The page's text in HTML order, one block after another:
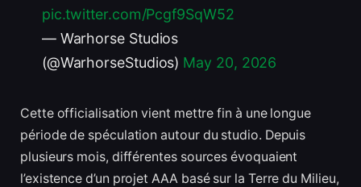
pic.twitter.com/Pcgf9SqW52
— Warhorse Studios
(@WarhorseStudios) May 20, 2026
Cette officialisation vient mettre fin à une longue
période de spéculation autour du studio. Depuis
plusieurs mois, différentes sources évoquaient
l’existence d’un projet AAA basé sur la Terre du Milieu,